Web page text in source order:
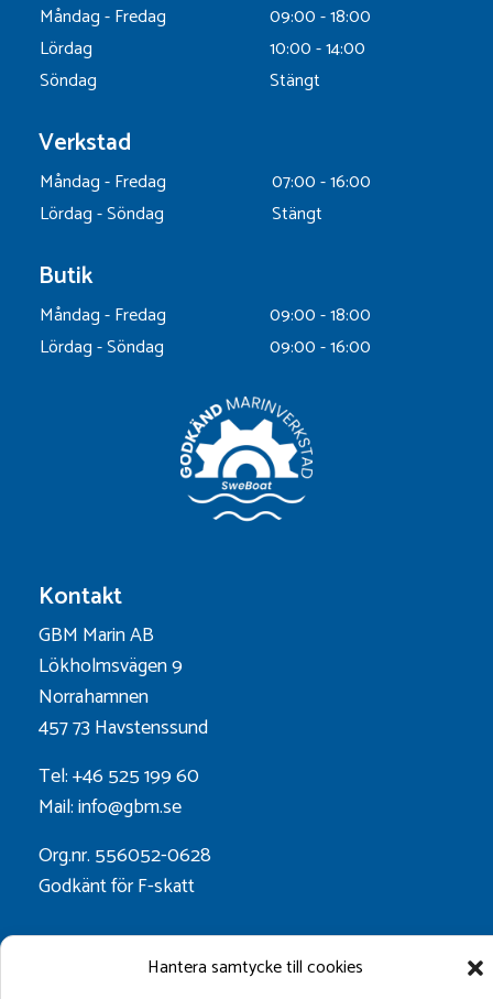
Hantera samtycke till cookies
Måndag - Fredag
09:00 - 18:00
Lördag
10:00 - 14:00
Söndag
Stängt
Verkstad
Måndag - Fredag
07:00 - 16:00
Lördag - Söndag
Stängt
Butik
Måndag - Fredag
09:00 - 18:00
Lördag - Söndag
09:00 - 16:00
Kontakt
GBM Marin AB
Lökholmsvägen 9
Norrahamnen
457 73 Havstenssund
Tel: +46 525 199 60
Mail: info@gbm.se
Org.nr. 556052-0628
Godkänt för F-skatt
Följ oss på: